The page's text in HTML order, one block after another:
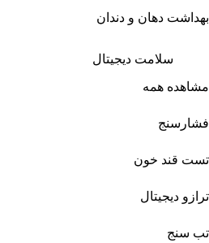
بهداشت دهان و دندان
سلامت دیجیتال
مشاهده همه
فشارسنج
تست قند خون
ترازو دیجیتال
تب سنج